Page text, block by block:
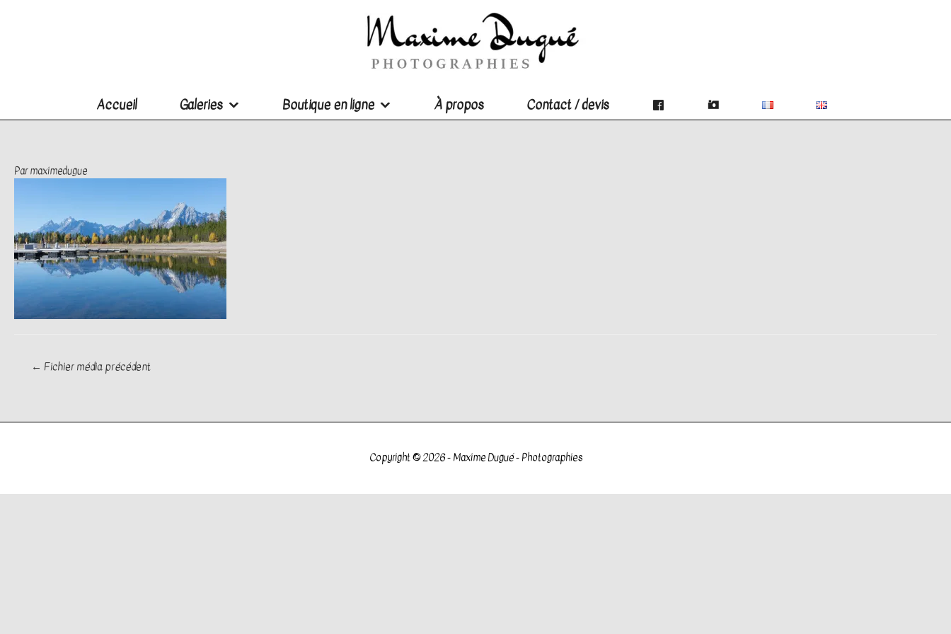
Accueil Galeries Boutique en ligne À propos Contact / devis
Parmaximedugue
Navigation
← Fichier média précédent
Copyright © 2026 -Maxime Dugué - Photographies